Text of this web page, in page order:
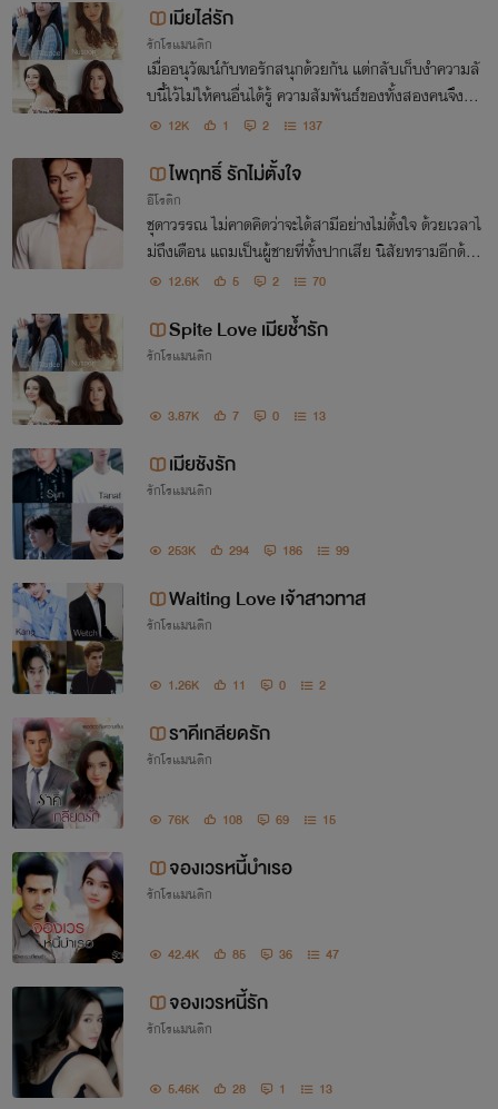
เมียไล่รัก
รักโรแมนติก
เมื่ออนุวัฒน์กับทอรักสนุกด้วยกัน แต่กลับเก็บงำความลั
บนี้ไว้ไม่ให้คนอื่นได้รู้ ความสัมพันธ์ของทั้งสองคนจึงเป็
นเพียงคนเคยร่วมเตียงเท่านั้น ไม่ได้เกี่ยวข้องกันมากไป
12K 1 2 137
ไพฤทธิ์ รักไม่ตั้งใจ
อีโรติก
ชุดาวรรณ ไม่คาดคิดว่าจะได้สามีอย่างไม่ตั้งใจ ด้วยเวลาไ
ม่ถึงเดือน แถมเป็นผู้ชายที่ทั้งปากเสีย นิสัยทรามอีกด้ว
ย ส่วนไพฤทธิ์หรือเฮียริชสุดหล่อ ก็ไม่คิดว่าจะได้ผู้หญิง
12.6K 5 2 70
Spite Love เมียช้ำรัก
รักโรแมนติก
3.87K 7 0 13
เมียชังรัก
รักโรแมนติก
253K 294 186 99
Waiting Love เจ้าสาวทาส
รักโรแมนติก
1.26K 11 0 2
ราคีเกลียดรัก
รักโรแมนติก
76K 108 69 15
จองเวรหนี้บำเรอ
รักโรแมนติก
42.4K 85 36 47
จองเวรหนี้รัก
รักโรแมนติก
5.46K 28 1 13